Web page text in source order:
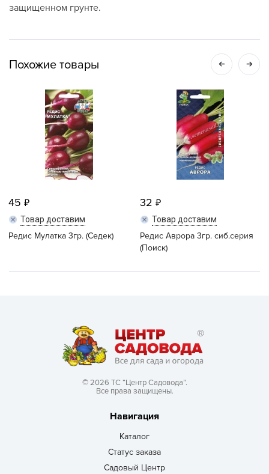
защищенном грунте.
Похожие товары
45
Товар доставим
Редис Мулатка 3гр. (Седек)
32
Товар доставим
Редис Аврора 3гр. сиб.серия
(Поиск)
© 2026 ТС “Центр Садовода”.
Все права защищены.
Навигация
Каталог
Статус заказа
Садовый Центр